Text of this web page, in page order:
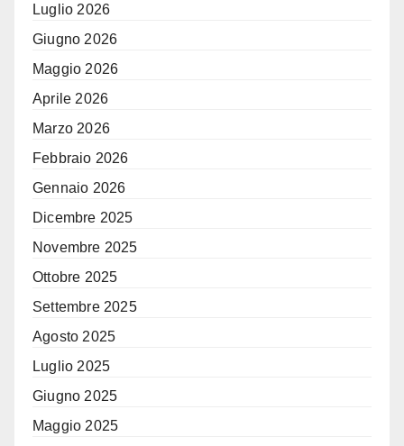
Luglio 2026
Giugno 2026
Maggio 2026
Aprile 2026
Marzo 2026
Febbraio 2026
Gennaio 2026
Dicembre 2025
Novembre 2025
Ottobre 2025
Settembre 2025
Agosto 2025
Luglio 2025
Giugno 2025
Maggio 2025